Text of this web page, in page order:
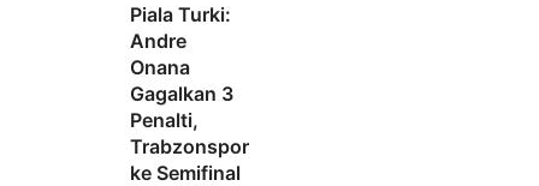
Piala Turki:
Andre
Onana
Gagalkan 3
Penalti,
Trabzonspor
ke Semifinal